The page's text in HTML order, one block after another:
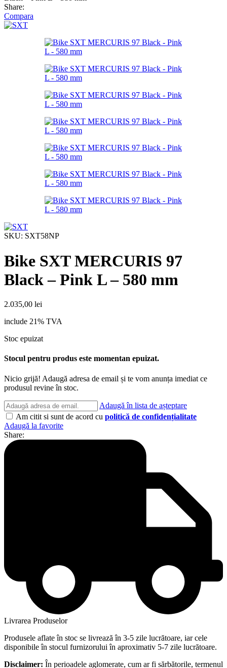
Share:
Compara
SKU: SXT58NP
Bike SXT MERCURIS 97
Black – Pink L – 580 mm
2.035,00 lei
include 21% TVA
Stoc epuizat
Stocul pentru produs este momentan epuizat.
Nicio grijă! Adaugă adresa de email și te vom anunța imediat ce
produsul revine în stoc.
Adaugă în lista de așteptare
Am citit si sunt de acord cu politică de confidențialitate
Adaugă la favorite
Share:
Livrarea Produselor
Produsele aflate în stoc se livrează în 3-5 zile lucrătoare, iar cele
disponibile în stocul furnizorului în aproximativ 5-7 zile lucrătoare.
Disclaimer: În perioadele aglomerate, cum ar fi sărbătorile, termenul